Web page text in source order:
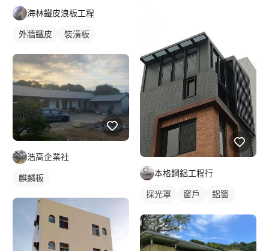
海林鐵皮浪板工程
外牆鐵皮 裝潢板
浩高企業社
麒麟板 本格鋼鋁工程行
採光罩 窗戶
鋁窗